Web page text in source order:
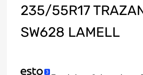
235/55R17
SW628 LAMELL